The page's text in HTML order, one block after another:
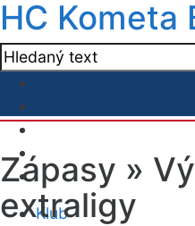
HC Kometa
Klub
Zápasy »
extraligy